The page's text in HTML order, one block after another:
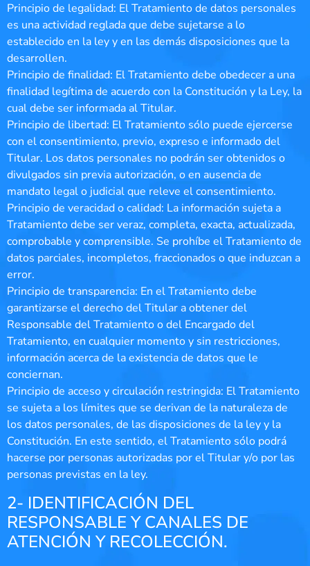
Principio de legalidad: El Tratamiento de datos personales
es una actividad reglada que debe sujetarse a lo
establecido en la ley y en las demás disposiciones que la
desarrollen.
Principio de finalidad: El Tratamiento debe obedecer a una
finalidad legítima de acuerdo con la Constitución y la Ley, la
cual debe ser informada al Titular.
Principio de libertad: El Tratamiento sólo puede ejercerse
con el consentimiento, previo, expreso e informado del
Titular. Los datos personales no podrán ser obtenidos o
divulgados sin previa autorización, o en ausencia de
mandato legal o judicial que releve el consentimiento.
Principio de veracidad o calidad: La información sujeta a
Tratamiento debe ser veraz, completa, exacta, actualizada,
comprobable y comprensible. Se prohíbe el Tratamiento de
datos parciales, incompletos, fraccionados o que induzcan a
error.
Principio de transparencia: En el Tratamiento debe
garantizarse el derecho del Titular a obtener del
Responsable del Tratamiento o del Encargado del
Tratamiento, en cualquier momento y sin restricciones,
información acerca de la existencia de datos que le
conciernan.
Principio de acceso y circulación restringida: El Tratamiento
se sujeta a los límites que se derivan de la naturaleza de
los datos personales, de las disposiciones de la ley y la
Constitución. En este sentido, el Tratamiento sólo podrá
hacerse por personas autorizadas por el Titular y/o por las
personas previstas en la ley.
2- IDENTIFICACIÓN DEL
RESPONSABLE Y CANALES DE
ATENCIÓN Y RECOLECCIÓN.